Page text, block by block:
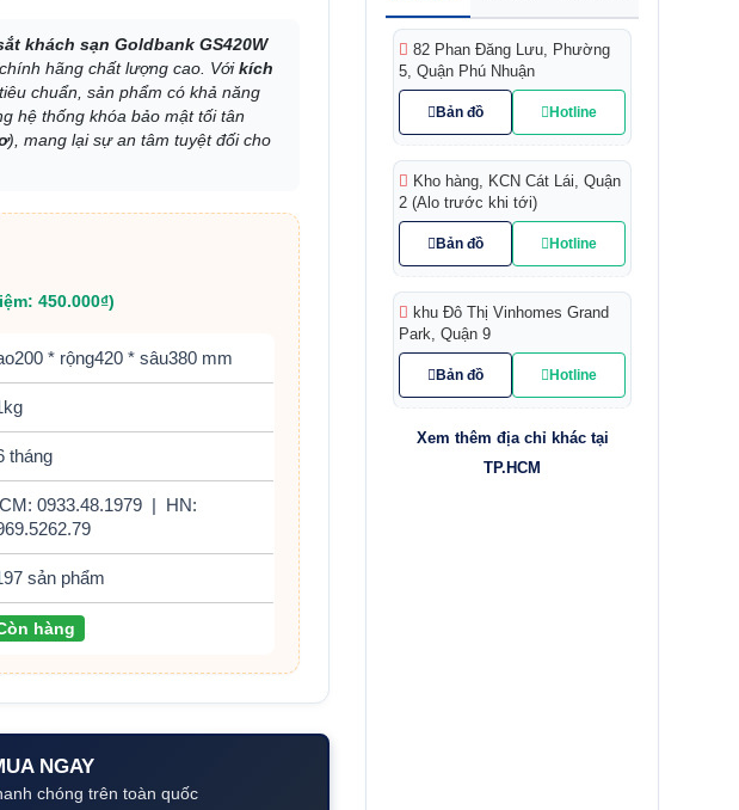
khách sạn Goldbank GS420W
chính hãng chất lượng cao. Vớikích
chuẩn, sản phẩm có khả năng
hệ thống khóa bảo mật tối tân
), mang lại sự an tâm tuyệt đối cho
450.000₫)
* rộng420 * sâu380 mm
tháng
0933.48.1979
HN:
sản phẩm
hàng
NGAY
chóng trên toàn quốc
82 Phan Đăng Lưu, Phường
5, Quận Phú Nhuận
Bản đồ Hotline
Kho hàng, KCN Cát Lái, Quận
2 (Alo trước khi tới)
Bản đồ Hotline
khu Đô Thị Vinhomes Grand
Park, Quận 9
Bản đồ Hotline
Xem thêm địa chỉ khác tại
TP.HCM